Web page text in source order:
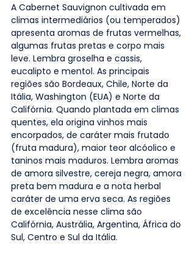
A Cabernet Sauvignon cultivada em
climas intermediários (ou temperados)
apresenta aromas de frutas vermelhas,
algumas frutas pretas e corpo mais
leve. Lembra groselha e cassis,
eucalipto e mentol. As principais
regiões são Bordeaux, Chile, Norte da
Itália, Washington (EUA) e Norte da
Califórnia. Quando plantada em climas
quentes, ela origina vinhos mais
encorpados, de caráter mais frutado
(fruta madura), maior teor alcóolico e
taninos mais maduros. Lembra aromas
de amora silvestre, cereja negra, amora
preta bem madura e a nota herbal
caráter de uma erva seca. As regiões
de excelência nesse clima são
Califórnia, Austrália, Argentina, África do
Sul, Centro e Sul da Itália.